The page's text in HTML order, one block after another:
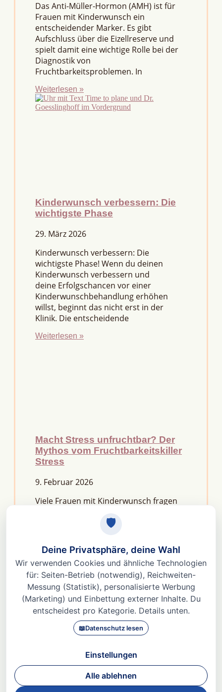
Das Anti-Müller-Hormon (AMH) ist für
Frauen mit Kinderwunsch ein
entscheidender Marker. Es gibt
Aufschluss über die Eizellreserve und
spielt damit eine wichtige Rolle bei der
Diagnostik von
Fruchtbarkeitsproblemen. In
Weiterlesen »
Kinderwunsch verbessern: Die
wichtigste Phase
29. März 2026
Kinderwunsch verbessern: Die
wichtigste Phase! Wenn du deinen
Kinderwunsch verbessern und
deine Erfolgschancen vor einer
Kinderwunschbehandlung erhöhen
willst, beginnt das nicht erst in der
Klinik. Die entscheidende
Weiterlesen »
Macht Stress unfruchtbar? Der
Mythos vom Fruchtbarkeitskiller
Stress
9. Februar 2026
Viele Frauen mit Kinderwunsch fragen
kurze Antwort lautet: Nein, aber er kann
Fruchtbarkeit aus dem Gleichgewicht
bringen. Denn Stress
Weiterlesen »